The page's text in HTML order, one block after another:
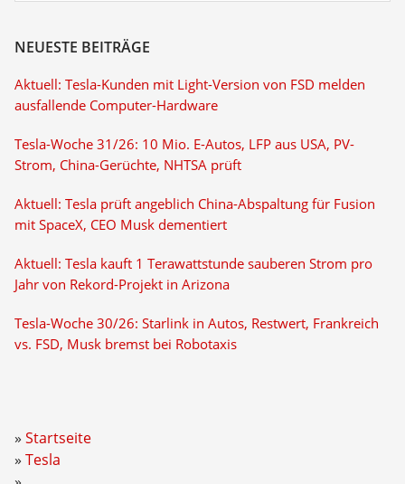
NEUESTE BEITRÄGE
Aktuell: Tesla-Kunden mit Light-Version von FSD melden
ausfallende Computer-Hardware
Tesla-Woche 31/26: 10 Mio. E-Autos, LFP aus USA, PV-
Strom, China-Gerüchte, NHTSA prüft
Aktuell: Tesla prüft angeblich China-Abspaltung für Fusion
mit SpaceX, CEO Musk dementiert
Aktuell: Tesla kauft 1 Terawattstunde sauberen Strom pro
Jahr von Rekord-Projekt in Arizona
Tesla-Woche 30/26: Starlink in Autos, Restwert, Frankreich
vs. FSD, Musk bremst bei Robotaxis
Startseite
Tesla